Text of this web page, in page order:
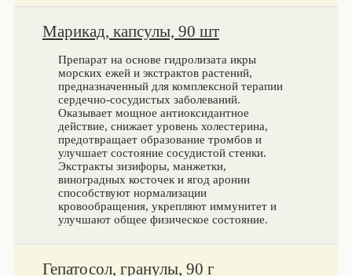
Марикад, капсулы, 90 шт
Препарат на основе гидролизата икры
морских ежей и экстрактов растений,
предназначенный для комплексной терапии
сердечно-сосудистых заболеваний.
Оказывает мощное антиоксидантное
действие, снижает уровень холестерина,
предотвращает образование тромбов и
улучшает состояние сосудистой стенки.
Экстракты зизифоры, манжетки,
виноградных косточек и ягод аронии
способствуют нормализации
кровообращения, укрепляют иммунитет и
улучшают общее физическое состояние.
Гепатосол, гранулы, 90 г